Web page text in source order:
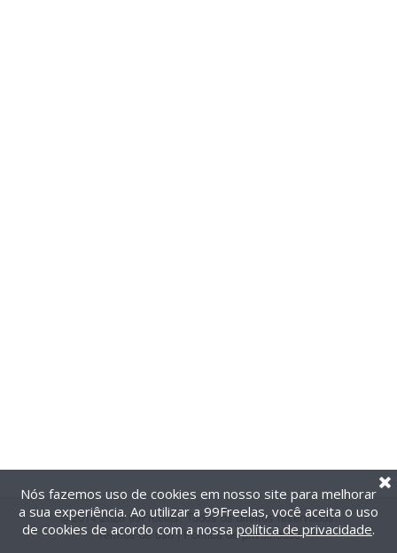
@2014-2026 99Freelas. Todos os direitos reservados.
Termos de uso| Política de privacidade
Nós fazemos uso de cookies em nosso site para melhorar
a sua experiência. Ao utilizar a 99Freelas, você aceita o uso
de cookies de acordo com a nossa política de privacidade.